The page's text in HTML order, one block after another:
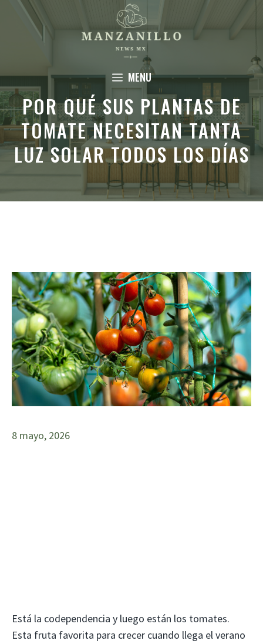
Saltar
contenido
MENU
POR QUÉ SUS PLANTAS DE
TOMATE NECESITAN TANTA
LUZ SOLAR TODOS LOS DÍAS
8 mayo, 2026
Está la codependencia y luego están los tomates.
Esta fruta favorita para crecer cuando llega el verano